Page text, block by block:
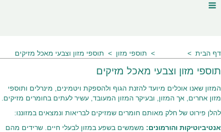
דף הבית תוספי מזון תוספי מזון וצבעי מאכל מזיקים
תוספי מזון וצבעי מאכל מזיקים
המזון שאנו אוכלים מיועד להזנת הגוף ולהספקת ויטמינים, מינרלים ותוספי
מזון אחרים, אך המזון, ובעיקר המזון המעובד, עשיר לעתים בחומרים מזיקים.
להלן פירוט של חלק מאותם חומרים שמזיקים לבריאות ונמצאים במזוננו:
אנטיביוטיקות והורמונים: משמשים בשפע במזון לבעלי חיים. שרידים מהם